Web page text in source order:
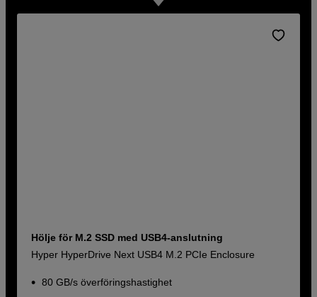
Hölje för M.2 SSD med USB4-anslutning
Hyper HyperDrive Next USB4 M.2 PCIe Enclosure
80 GB/s överföringshastighet